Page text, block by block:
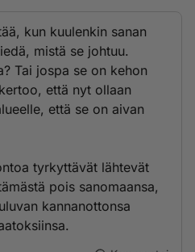
kun kuulenkin sanan
mistä se johtuu.
Tai jospa se on kehon
että nyt ollaan
että se on aivan
tyrkyttävät lähtevät
pois sanomaansa,
kannanottonsa